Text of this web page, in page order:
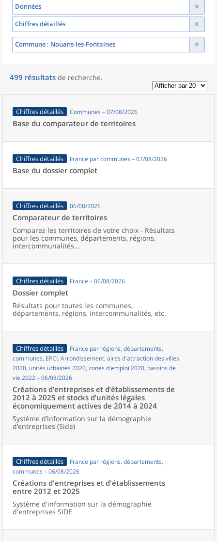
Données
Chiffres détaillés
Commune : Nouans-les-Fontaines
499 résultats de recherche.
Chiffres détaillés Communes – 07/08/2026
Base du comparateur de territoires
Chiffres détaillés France par communes – 07/08/2026
Base du dossier complet
Chiffres détaillés 06/08/2026
Comparateur de territoires
Comparez les territoires de votre choix - Résultats
pour les communes, départements, régions,
intercommunalités...
Chiffres détaillés France – 06/08/2026
Dossier complet
Résultats pour toutes les communes,
départements, régions, intercommunalités, etc.
Chiffres détaillés
France par régions, départements,
communes, EPCI, Arrondissement, aires d'attraction des villes
2020, unités urbaines 2020, zones d'emploi 2020, bassins de
vie 2022 – 06/08/2026
Créations d’entreprises et d’établissements de
2012 à 2025 et stocks d’unités légales
économiquement actives de 2014 à 2024
Système d’information sur la démographie
d’entreprises (Side)
Chiffres détaillés
France par régions, départements,
communes – 06/08/2026
Créations d'entreprises et d'établissements
entre 2012 et 2025
Système d'information sur la démographie
d'entreprises SIDE